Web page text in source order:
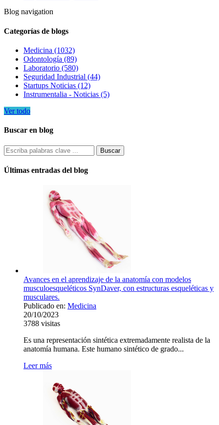
Blog navigation
Categorías de blogs
Medicina (1032)
Odontología (89)
Laboratorio (580)
Seguridad Industrial (44)
Startups Noticias (12)
Instrumentalia - Noticias (5)
Ver todo
Buscar en blog
Últimas entradas del blog
Avances en el aprendizaje de la anatomía con modelos
musculoesqueléticos SynDaver, con estructuras esqueléticas y
musculares.
Publicado en: Medicina
20/10/2023
3788 visitas
Es una representación sintética extremadamente realista de la
anatomía humana. Este humano sintético de grado...
Leer más